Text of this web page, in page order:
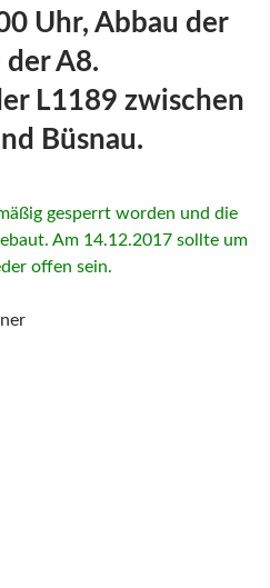
Uhr, Abbau der
der A8.
L1189 zwischen
Büsnau.
gesperrt worden und die
Am 14.12.2017 sollte um
offen sein.